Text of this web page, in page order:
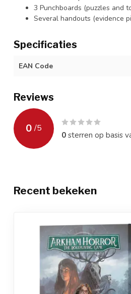
3 Punchboards (puzzles and
Several handouts (evidence
Specificaties
EAN Code
Reviews
0 /5
0sterren op basis
Recent bekeken